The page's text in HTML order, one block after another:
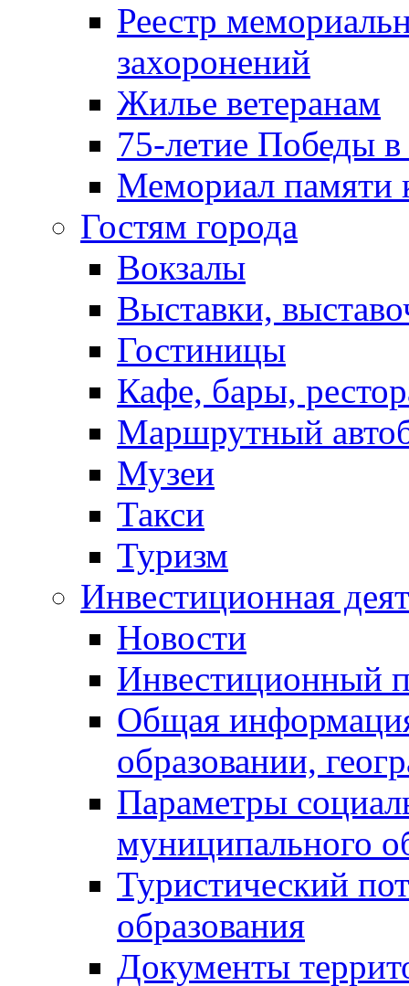
Реестр
захоронений
Жилье ветеранам
75-летие Победы
Мемориал памяти
Гостям города
Вокзалы
Выставки,
Гостиницы
Кафе, бары,
Маршрутный
Музеи
Такси
Туризм
Инвестиционная
Новости
Инвестиционный
Общая
образовании,
Параметры
муниципального
Туристический
образования
Документы